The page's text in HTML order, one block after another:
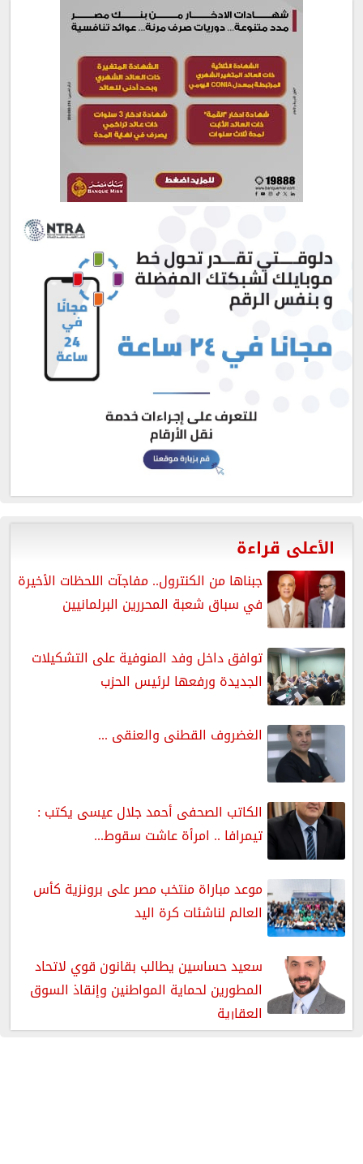
الأعلى قراءة
جبناها من الكنترول.. مفاجآت اللحظات الأخيرة
في سباق شعبة المحررين البرلمانيين
توافق داخل وفد المنوفية على التشكيلات
الجديدة ورفعها لرئيس الحزب
الغضروف القطنى والعنقى ...
الكاتب الصحفى أحمد جلال عيسى يكتب :
تيمرافا .. امرأة عاشت سقوط...
موعد مباراة منتخب مصر على برونزية كأس
العالم لناشئات كرة اليد
سعيد حساسين يطالب بقانون قوي لاتحاد
المطورين لحماية المواطنين وإنقاذ السوق
العقارية